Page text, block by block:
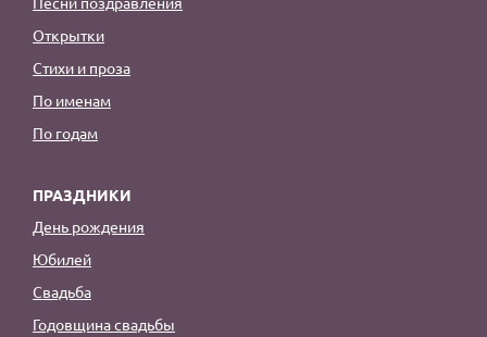
Открытки
Стихи и проза
По именам
По годам
ПРАЗДНИКИ
День рождения
Юбилей
Свадьба
Годовщина свадьбы